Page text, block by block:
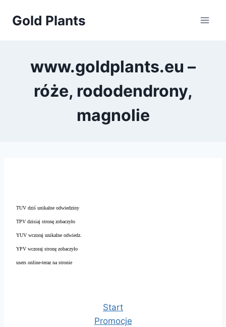
Gold Plants
www.goldplants.eu –
róże, rododendrony,
magnolie
TUV dziś unikalne odwiedziny
TPV dzisiaj stronę zobaczyło
YUV wczoraj unikalne odwiedz.
YPV wczoraj stronę zobaczyło
users online-teraz na stronie
Start
Promocje